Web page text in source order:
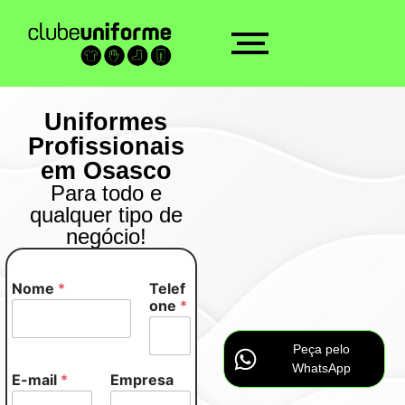
Uniformes
Profissionais
em Osasco
Para todo e
qualquer tipo de
negócio!
Nome *
Telef
one *
E-mail * Empresa
Peça pelo
WhatsApp